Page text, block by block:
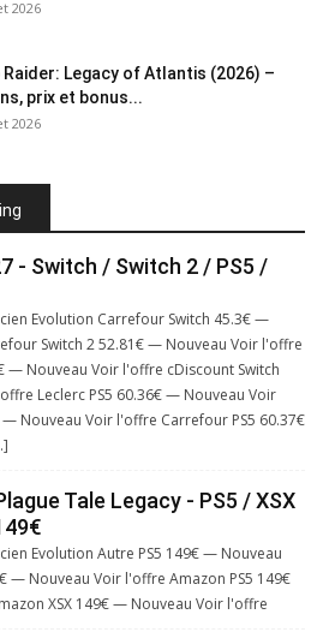
2026
Raider: Legacy of Atlantis (2026) –
prix et bonus...
2026
- Switch / Switch 2 / PS5 /
Evolution Carrefour Switch 45.3€ —
Switch 2 52.81€ — Nouveau Voir l'offre
— Nouveau Voir l'offre cDiscount Switch
Leclerc PS5 60.36€ — Nouveau Voir
— Nouveau Voir l'offre Carrefour PS5 60.37€
Tale Legacy - PS5 / XSX
Evolution Autre PS5 149€ — Nouveau
— Nouveau Voir l'offre Amazon PS5 149€
XSX 149€ — Nouveau Voir l'offre